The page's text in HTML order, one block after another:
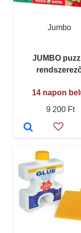
Jumbo
JUMBO
14 napon
9 200 Ft